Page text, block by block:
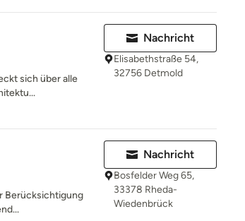
sich über alle
Nachricht
Elisabethstraße 54,
32756 Detmold
Berücksichtigung
Nachricht
Bosfelder Weg 65,
33378 Rheda-
Wiedenbrück